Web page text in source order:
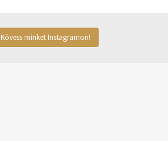
Kövess minket Instagramon!